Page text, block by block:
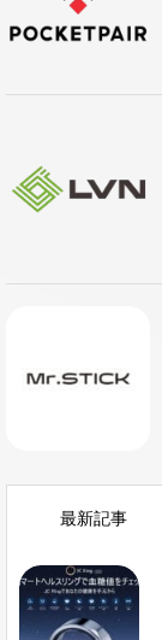
最新記事